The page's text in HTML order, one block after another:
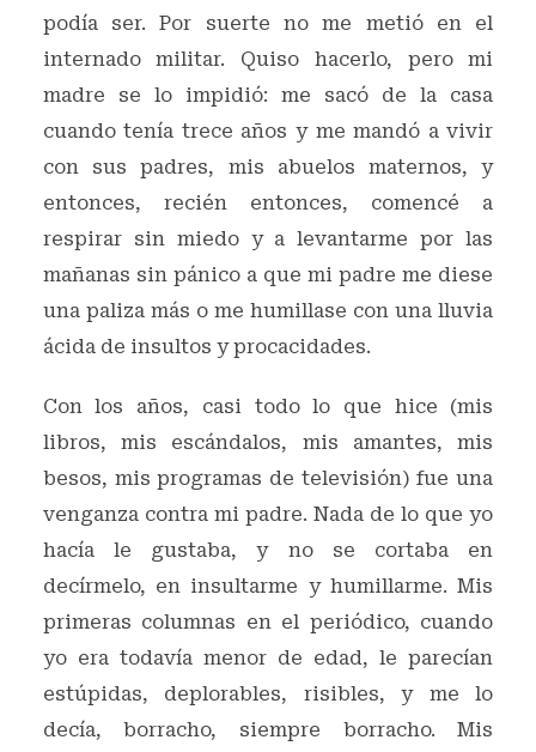
podía ser. Por suerte no me metió en el
internado militar. Quiso hacerlo, pero mi
madre se lo impidió: me sacó de la casa
cuando tenía trece años y me mandó a vivir
con sus padres, mis abuelos maternos, y
entonces, recién entonces, comencé a
respirar sin miedo y a levantarme por las
mañanas sin pánico a que mi padre me diese
una paliza más o me humillase con una lluvia
ácida de insultos y procacidades.
Con los años, casi todo lo que hice (mis
libros, mis escándalos, mis amantes, mis
besos, mis programas de televisión) fue una
venganza contra mi padre. Nada de lo que yo
hacía le gustaba, y no se cortaba en
decírmelo, en insultarme y humillarme. Mis
primeras columnas en el periódico, cuando
yo era todavía menor de edad, le parecían
estúpidas, deplorables, risibles, y me lo
decía, borracho, siempre borracho. Mis